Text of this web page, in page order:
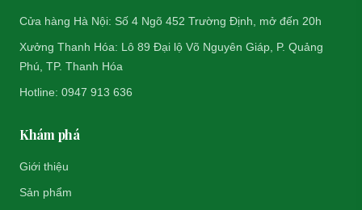
Cửa hàng Hà Nội: Số 4 Ngõ 452 Trường Định, mở đến 20h
Xưởng Thanh Hóa: Lô 89 Đại lộ Võ Nguyên Giáp, P. Quảng
Phú, TP. Thanh Hóa
Hotline: 0947 913 636
Khám phá
Giới thiệu
Sản phẩm